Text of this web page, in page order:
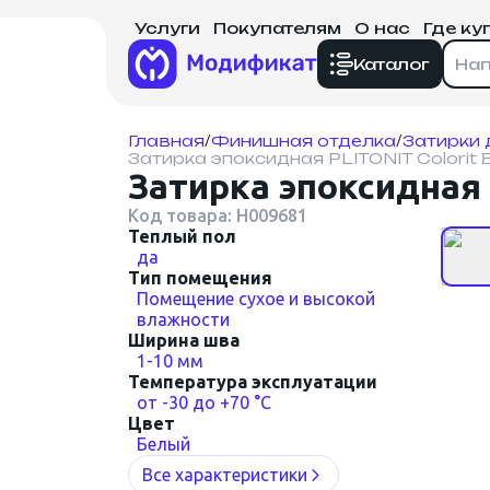
Услуги Покупателям О нас Где
Декоративная внутренняя
отделка
Кирпич, блоки, брусчатка,
плитка
Строительные смеси
Всё для штукатурных
фасадов
Грунт, добавки,
Финишная отделка
Каталог
Главная/Финишная отделка/Затирки
Затирка эпоксидная PLITONIT Colorit
Затирка
Код товара: Н009681
Теплый пол
да
Тип помещения
Помещение сухое и высокой
влажности
Ширина шва
1-10 мм
Температура эксплуатации
от -30 до +70 °С
Цвет
Белый
Все характеристики